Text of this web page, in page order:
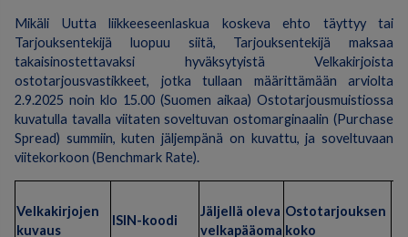
Mikäli Uutta liikkeeseenlaskua koskeva ehto täyttyy tai
Tarjouksentekijä luopuu siitä, Tarjouksentekijä maksaa
takaisinostettavaksi hyväksytyistä Velkakirjoista
ostotarjousvastikkeet, jotka tullaan määrittämään arviolta
2.9.2025 noin klo 15.00 (Suomen aikaa) Ostotarjousmuistiossa
kuvatulla tavalla viitaten soveltuvan ostomarginaalin (Purchase
Spread) summiin, kuten jäljempänä on kuvattu, ja soveltuvaan
viitekorkoon (Benchmark Rate).
Velkakirjojen
kuvaus
ISIN-koodi
Jäljellä oleva
velkapääoma
Ostotarjouksen
koko